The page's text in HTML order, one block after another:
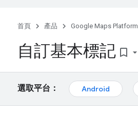
首頁 產品 Google Maps Platform
自訂基本標記 bookmark_border
選取平台： Android